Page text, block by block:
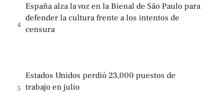
4
España alza la voz en la Bienal de São Paulo para
defender la cultura frente a los intentos de
censura
5
Estados Unidos perdió 23,000 puestos de
trabajo en julio